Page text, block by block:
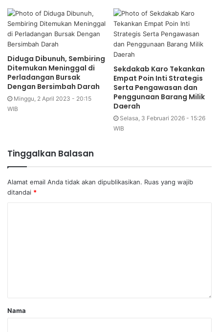
Diduga Dibunuh, Sembiring
Ditemukan Meninggal di
Perladangan Bursak
Dengan Bersimbah Darah
Minggu, 2 April 2023 - 20:15
WIB
Sekdakab Karo Tekankan
Empat Poin Inti Strategis
Serta Pengawasan dan
Penggunaan Barang Milik
Daerah
Selasa, 3 Februari 2026 - 15:26
WIB
Tinggalkan Balasan
Alamat email Anda tidak akan dipublikasikan. Ruas yang wajib
ditandai *
Nama